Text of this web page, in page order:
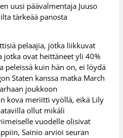
uusi päävalmentaja Juuso
tärkeää panosta
pelaajia, jotka liikkuvat
jotka ovat heittäneet yli 40%
peleissä kuin hän on, ei löydä
Staten kanssa matka March
joukkoon
kova meriitti vyöllä, eikä Lily
ollut mikäli
vuodelle olisivat
Sainio arvioi seuran